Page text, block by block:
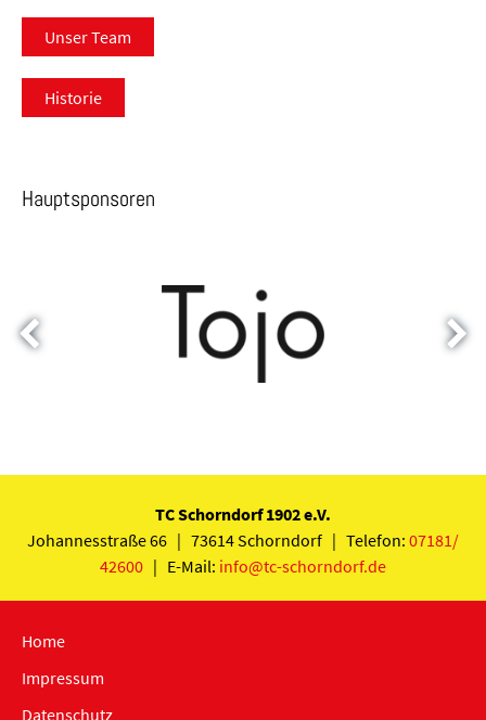
Unser Team
Historie
Hauptsponsoren
TC Schorndorf 1902 e.V.
Johannesstraße 66 | 73614 Schorndorf | Telefon: 07181/
42600 | E-Mail: info@tc-schorndorf.de
Home
Impressum
Datenschutz